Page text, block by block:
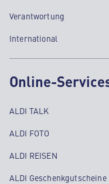
Verantwortung
International
Online-
ALDI TALK
ALDI FOTO
ALDI REISEN
ALDI Geschenkgutscheine